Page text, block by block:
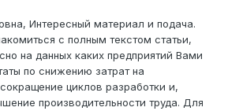
Интересный материал и подача.
с полным текстом статьи,
на данных каких предприятий Вами
по снижению затрат на
циклов разработки и,
производительности труда. Для